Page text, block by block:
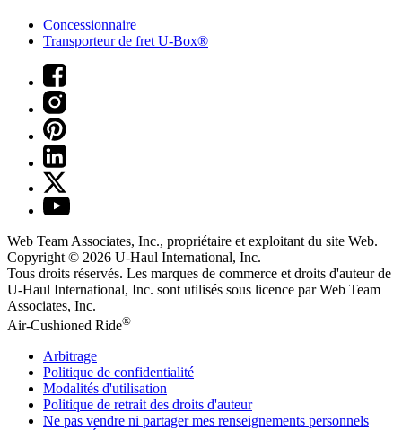
Concessionnaire
Transporteur de fret U-Box®
Web Team Associates, Inc., propriétaire et exploitant du site Web.
Copyright © 2026 U-Haul International, Inc.
Tous droits réservés. Les marques de commerce et droits d'auteur de
U-Haul International, Inc. sont utilisés sous licence par Web Team
Associates, Inc.
Air-Cushioned Ride®
Arbitrage
Politique de confidentialité
Modalités d'utilisation
Politique de retrait des droits d'auteur
Ne pas vendre ni partager mes renseignements personnels